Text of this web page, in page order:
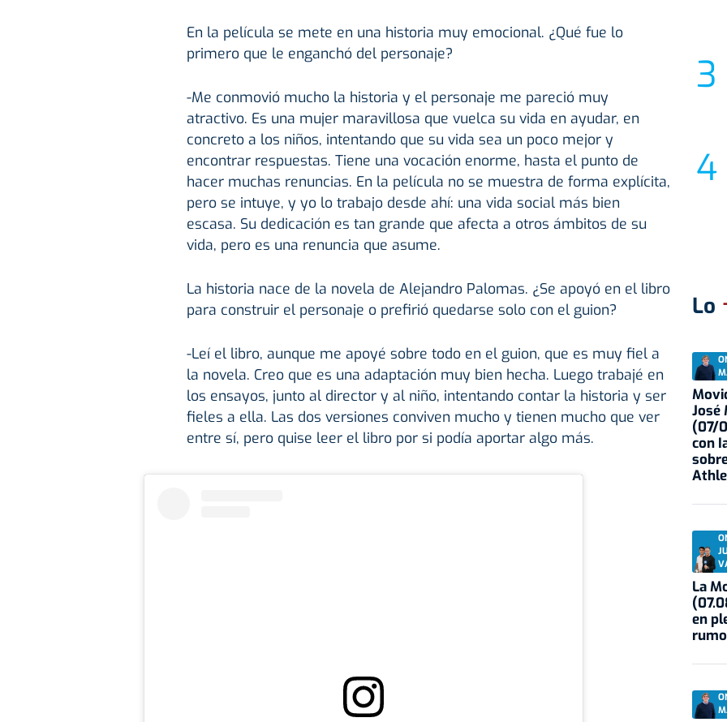
En la película se mete en una historia muy emocional. ¿Qué fue lo
primero que le enganchó del personaje?
-Me conmovió mucho la historia y el personaje me pareció muy
atractivo. Es una mujer maravillosa que vuelca su vida en ayudar, en
concreto a los niños, intentando que su vida sea un poco mejor y
encontrar respuestas. Tiene una vocación enorme, hasta el punto de
hacer muchas renuncias. En la película no se muestra de forma explícita,
pero se intuye, y yo lo trabajo desde ahí: una vida social más bien
escasa. Su dedicación es tan grande que afecta a otros ámbitos de su
vida, pero es una renuncia que asume.
La historia nace de la novela de Alejandro Palomas. ¿Se apoyó en el libro
para construir el personaje o prefirió quedarse solo con el guion?
-Leí el libro, aunque me apoyé sobre todo en el guion, que es muy fiel a
la novela. Creo que es una adaptación muy bien hecha. Luego trabajé en
los ensayos, junto al director y al niño, intentando contar la historia y ser
fieles a ella. Las dos versiones conviven mucho y tienen mucho que ver
entre sí, pero quise leer el libro por si podía aportar algo más.
Lo
José
(07/
con
La
en